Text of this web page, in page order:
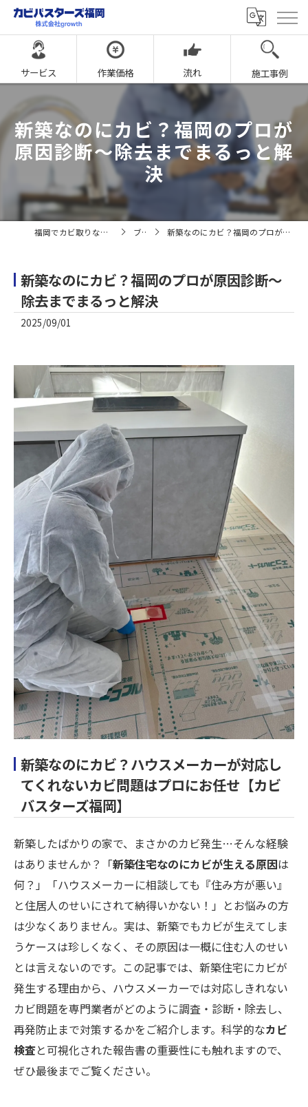
サービス 作業価格 流れ 施工事例
新築なのにカビ？福岡のプロが
原因診断〜除去までまるっと解
決
福岡でカビ取りならカビバスターズ福岡 ブログ 新築なのにカビ？福岡のプロが原因診断〜除去までまるっと解決
新築なのにカビ？福岡のプロが原因診断〜
除去までまるっと解決
2025/09/01
新築なのにカビ？ハウスメーカーが対応し
てくれないカビ問題はプロにお任せ【カビ
バスターズ福岡】
新築したばかりの家で、まさかのカビ発生…そんな経験
はありませんか？「新築住宅なのにカビが生える原因は
何？」「ハウスメーカーに相談しても『住み方が悪い』
と住居人のせいにされて納得いかない！」とお悩みの方
は少なくありません。実は、新築でもカビが生えてしま
うケースは珍しくなく、その原因は一概に住む人のせい
とは言えないのです。この記事では、新築住宅にカビが
発生する理由から、ハウスメーカーでは対応しきれない
カビ問題を専門業者がどのように調査・診断・除去し、
再発防止まで対策するかをご紹介します。科学的なカビ
検査と可視化された報告書の重要性にも触れますので、
ぜひ最後までご覧ください。